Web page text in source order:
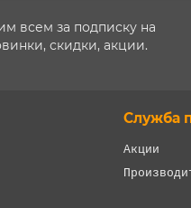
всем за подписку на
скидки, акции.
Служба
Акции